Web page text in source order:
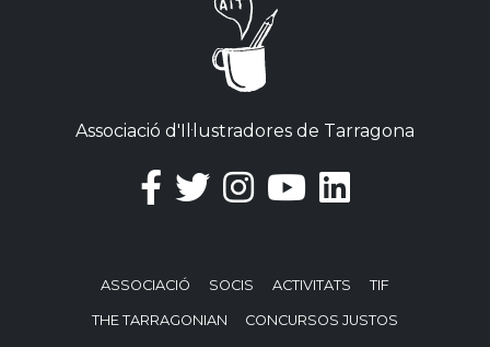
Associació d'Il·lustradores de Tarragona
ASSOCIACIÓ SOCIS ACTIVITATS TIF
THE TARRAGONIAN CONCURSOS JUSTOS